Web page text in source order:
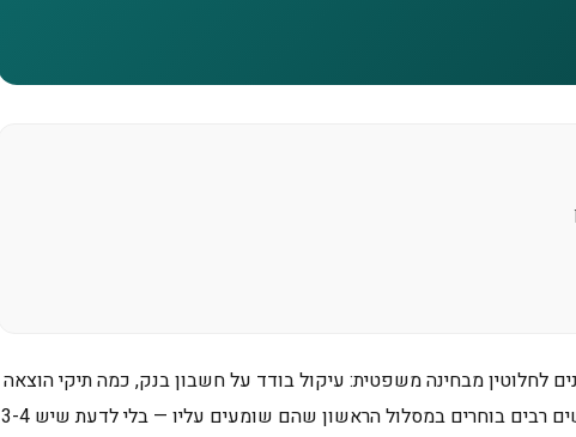
לחלוטין מבחינה משפטית: עיקול בודד על חשבון בנק, כמה תיקי הוצאה
לפועל פעילים, או מצב כולל של חדלות פירעון. הבעיה: אנשים רבים בוחרים במסלול הראשון שהם שומעים עליו — בלי לדעת שיש 3-4